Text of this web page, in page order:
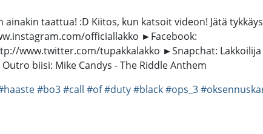
ainakin taattua! :D Kiitos, kun katsoit videon! Jätä
officiallakko ►Facebook:
www.twitter.com/tupakkalakko ►Snapchat:
biisi: Mike Candys - The Riddle Anthem
#bo3#call #of#duty#black#ops_3